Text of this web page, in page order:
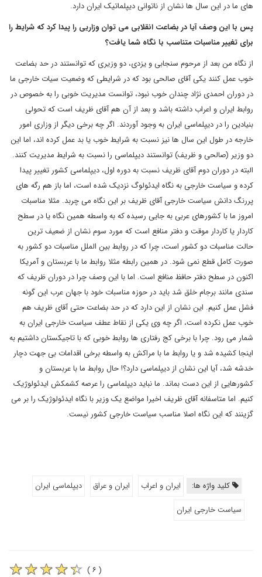
های ما در این سال ها نشان از ناتوانی دیپلماتیک ایران دارد.
پس با این وصف آیا در بضاعت انقلابی می توان وزاریی را پیدا کرد که شرایط را
برای تغییر مناسبات متناسب با نگاه شما یافت؟
از نگاه من بعد از مرحوم سنجابی و یزدی، دو وزیری که توانستند در حد بضاعت
خوب عمل کنند یکی آقای صالحی بود که در شرایطی که وضعیت سیات خارجی ما
در دوران احمدی نژاد چندان خوب نبود، توانست مدیریت خوبی را به خصوص در
روابط ایران و اعراب داشته باشد و بعد از آن هم آقای ظریف است که تحولی
بنیادین را در دیپلماسی ایران به وجود آوردند. اگر چه برخی دیگر از وزاری امور
خارجه در طول این سال ها نیز نسبت به شرایط خوب یا بد عمل کرده اند، اما این
دو وزیر (صالحی و ظریف) توانستند دیپلماسی را نسبت به شرایط مدیریت کنند.
البته در دوران دوم آقای ظریف نسبت به دوره اول، دیپلماسی کشور تغییر پیدا
کرده و سیاست خارجی به نگاه ایدئولوگ نزدیک شده است، اما باز هم رگه های
پررنگ دانش سیاست خارجی آقای ظریف بر این نگاه می چربد. مثلا مناسبات
امروز ما با کشورهای عربی به جایی رسیده که به واسطه همین نگاه یا در سطح
کاردار یا کاردار موقت و دفتر منافع است که مورد سوم نشان از ضعیف ترین
حالت مناسبات دو کشور است، چرا که در روابط بین الملل مناسبات دو کشور به
صورت کامل قطع نمی شود. در همین رابطه مثلا روابط ما با عربستان و آمریکا
اکنون در سطح دفتر حافظ منافع است. اما با این وصف چرا در دوران ظریف که
سندی مانند برجام خلق شد باید در حوزه مناسبات خود با جهان عرب این گونه
فشل عمل کنیم. این نشان از این دارد که در حد بضاعت حتی آقای ظریف هم
خوب عمل نکرده است، اگر چه وی یکی از نقاط عطف سیاست خارجی ایران به
شمار می رود. چرا با برخی کج رفتاری ها روابط خوبی که با تاجیکستان داشتیم به
اینجا کشیده شد و یا روابط ما با مراکش به واسطه برخی اقدامات بی جهت دچار
خدشه شد، آیا این نشان از دیپلماسی دارد؟! حال روابط ما با عربستان و
کشورهایی از این دست بماند. ما نباید دیپلماسی را عرصه کشمکش ایدئولوژیک
کنیم. اما متاسفانه آقای ظریف اخیرا مواضع یک وزیر با نگاه ایدئولوژیک را بر می
گزینند که این نگاه اصلا مناسب سیاست خارجی کشور نیست.
کلید واژه ها: ایران و اعراب ایران و عراق
دیپلماسی ایران
سیاست خارجی ایران
( ۶ )